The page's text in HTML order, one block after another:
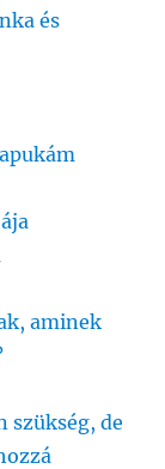
és
aminek
szükség, de